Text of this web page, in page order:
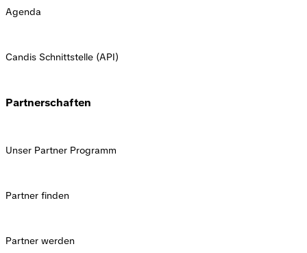
Agenda
Candis Schnittstelle (API)
Partnerschaften
Unser Partner Programm
Partner finden
Partner werden